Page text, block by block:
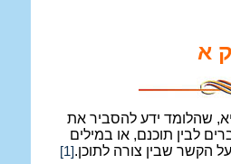
א
שהלומד ידע להסביר את
לבין תוכנם, או במילים
הקשר שבין צורה לתוכן.[1]